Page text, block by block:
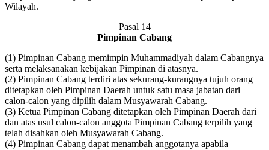
Wilayah.
Pasal 14
Pimpinan Cabang
(1) Pimpinan Cabang memimpin Muhammadiyah dalam Cabangnya
serta melaksanakan kebijakan Pimpinan di atasnya.
(2) Pimpinan Cabang terdiri atas sekurang-kurangnya tujuh orang
ditetapkan oleh Pimpinan Daerah untuk satu masa jabatan dari
calon-calon yang dipilih dalam Musyawarah Cabang.
(3) Ketua Pimpinan Cabang ditetapkan oleh Pimpinan Daerah dari
dan atas usul calon-calon anggota Pimpinan Cabang terpilih yang
telah disahkan oleh Musyawarah Cabang.
(4) Pimpinan Cabang dapat menambah anggotanya apabila